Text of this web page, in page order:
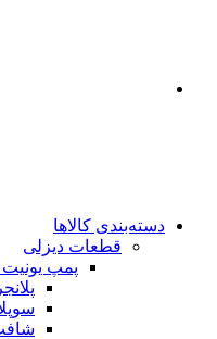
دسته‌بندی کالاها
قطعات دیزلی
پمپ یونیت